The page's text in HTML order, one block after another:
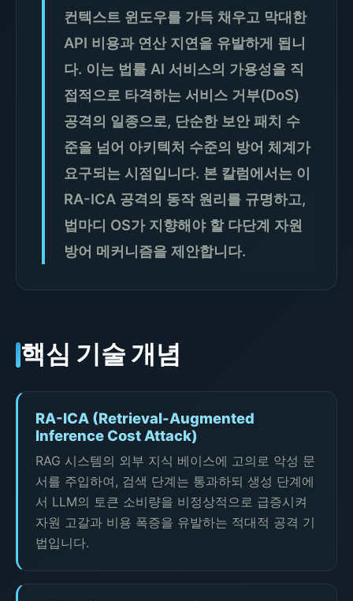
컨텍스트 윈도우를 가득 채우고 막대한
API 비용과 연산 지연을 유발하게 됩니
다. 이는 법률 AI 서비스의 가용성을 직
접적으로 타격하는 서비스 거부(DoS)
공격의 일종으로, 단순한 보안 패치 수
준을 넘어 아키텍처 수준의 방어 체계가
요구되는 시점입니다. 본 칼럼에서는 이
RA-ICA 공격의 동작 원리를 규명하고,
법마디 OS가 지향해야 할 다단계 자원
방어 메커니즘을 제안합니다.
핵심 기술 개념
RA-ICA (Retrieval-Augmented
Inference Cost Attack)
RAG 시스템의 외부 지식 베이스에 고의로 악성 문
서를 주입하여, 검색 단계는 통과하되 생성 단계에
서 LLM의 토큰 소비량을 비정상적으로 급증시켜
자원 고갈과 비용 폭증을 유발하는 적대적 공격 기
법입니다.